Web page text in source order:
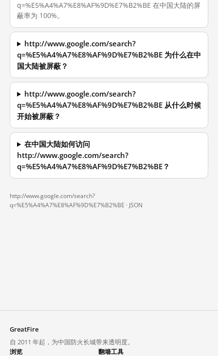
q=%E5%A4%A7%E8%AF%9D%E7%B2%BE 在中国大陆的屏
蔽率为 100%。
http://www.google.com/search?
q=%E5%A4%A7%E8%AF%9D%E7%B2%BE 为什么在中
国大陆被屏蔽？
http://www.google.com/search?
q=%E5%A4%A7%E8%AF%9D%E7%B2%BE 从什么时候
开始被屏蔽？
在中国大陆如何访问
http://www.google.com/search?
q=%E5%A4%A7%E8%AF%9D%E7%B2%BE？
http://www.google.com/search?
q=%E5%A4%A7%E8%AF%9D%E7%B2%BE · JSON
GreatFire
自 2011 年起，为中国防火长城带来透明度。
浏览
翻墙工具